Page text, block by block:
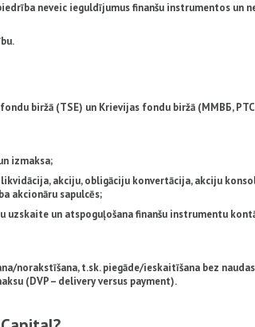
neveic ieguldījumus finanšu instrumentos un
fondu biržā (TSE) un Krievijas fondu biržā (ММВБ,
izmaksa;
akciju, obligāciju konvertācija, akciju
akcionāru sapulcēs;
uzskaite un atspoguļošana finanšu instrumentu
norakstīšana, t.sk. piegāde/ieskaitīšana bez naudas
(DVP – delivery versus payment).